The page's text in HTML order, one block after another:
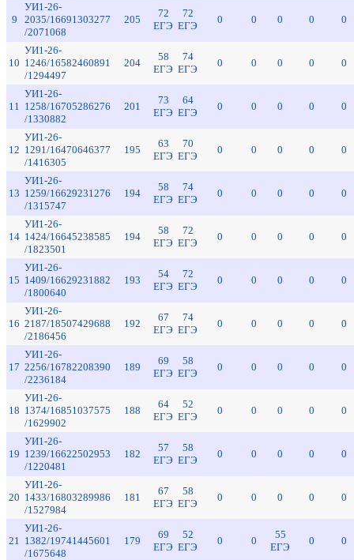
9
УИ1-26-
2035/16691303277
/2071068
205
72
ЕГЭ
72
ЕГЭ
0 0 0 0 0
10
УИ1-26-
1246/16582460891
/1294497
204
58
ЕГЭ
74
ЕГЭ
0 0 0 0 0
11
УИ1-26-
1258/16705286276
/1330882
201
73
ЕГЭ
64
ЕГЭ
0 0 0 0 0
12
УИ1-26-
1291/16470646377
/1416305
195
63
ЕГЭ
70
ЕГЭ
0 0 0 0 0
13
УИ1-26-
1259/16629231276
/1315747
194
58
ЕГЭ
74
ЕГЭ
0 0 0 0 0
14
УИ1-26-
1424/16645238585
/1823501
194
58
ЕГЭ
72
ЕГЭ
0 0 0 0 0
15
УИ1-26-
1409/16629231882
/1800640
193
54
ЕГЭ
72
ЕГЭ
0 0 0 0 0
16
УИ1-26-
2187/18507429688
/2186456
192
67
ЕГЭ
74
ЕГЭ
0 0 0 0 0
17
УИ1-26-
2256/16782208390
/2236184
189
69
ЕГЭ
58
ЕГЭ
0 0 0 0 0
18
УИ1-26-
1374/16851037575
/1629902
188
64
ЕГЭ
52
ЕГЭ
0 0 0 0 0
19
УИ1-26-
1239/16622502953
/1220481
182
57
ЕГЭ
58
ЕГЭ
0 0 0 0 0
20
УИ1-26-
1433/16803289986
/1527984
181
67
ЕГЭ
58
ЕГЭ
0 0 0 0 0
21
УИ1-26-
1382/19741445601
/1675648
179
69
ЕГЭ
52
ЕГЭ
0 0
55
ЕГЭ
0 0